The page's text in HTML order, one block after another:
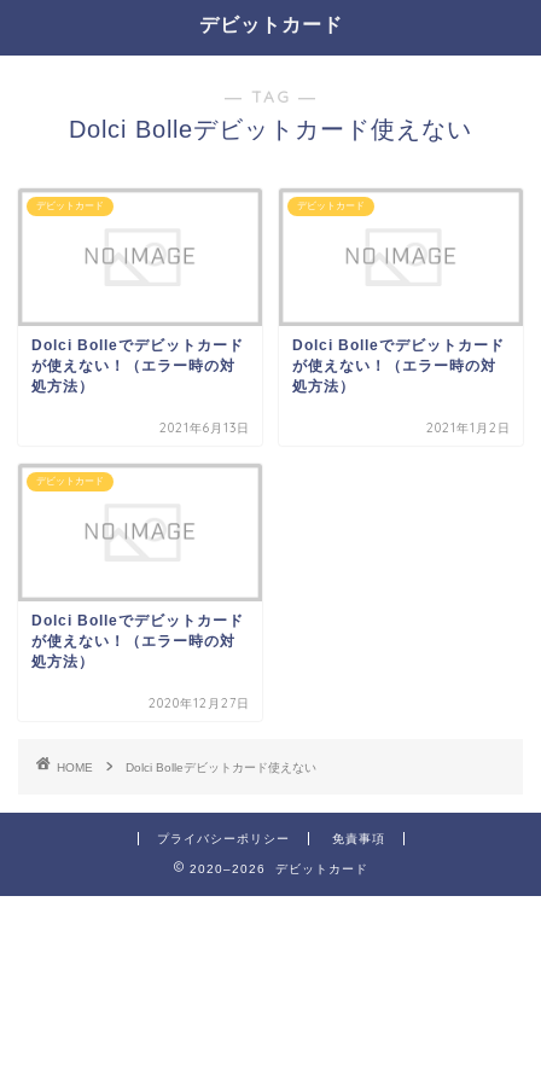
デビットカード
― TAG ―
Dolci Bolleデビットカード使えない
デビットカード
Dolci Bolleでデビットカード
が使えない！（エラー時の対
処方法）
2021年6月13日
デビットカード
Dolci Bolleでデビットカード
が使えない！（エラー時の対
処方法）
2021年1月2日
デビットカード
Dolci Bolleでデビットカード
が使えない！（エラー時の対
処方法）
2020年12月27日
HOME Dolci Bolleデビットカード使えない
プライバシーポリシー 免責事項
2020–2026 デビットカード